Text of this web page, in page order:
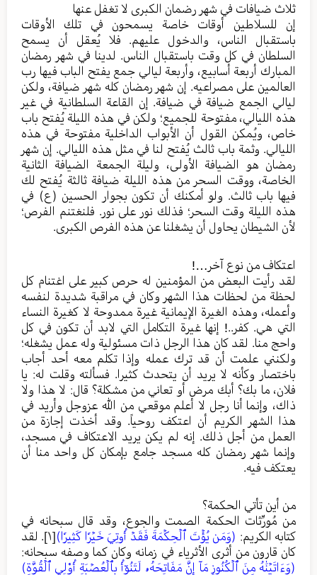
ثلاث ضيافات في شهر رضمان الكبرى لا تغفل عنها
إن للسلاطين أوقات خاصة يسمحون في تلك الأوقات
باستقبال الناس، والدخول عليهم. فلا يُعقل أن يسمح
السلطان في كل وقت باستقبال الناس. لدينا في شهر رمضان
المبارك أربعة أسابيع، وأربعة ليالي جمع يفتح الباب فيها رب
العالمين على مصراعيه. إن شهر رمضان كله شهر ضيافة، ولكن
ليالي الجمع ضيافة في ضيافة. إن القاعة السلطانية في غير
هذه الليالي، مفتوحة للجميع؛ ولكن في هذه الليلة يُفتح باب
خاص، ويُمكن القول أن الأبواب الداخلية مفتوحة في هذه
الليالي. وثمة باب ثالث يُفتح لنا في مثل هذه الليالي. إن شهر
رمضان هو الضيافة الأولى، وليلة الجمعة الضيافة الثانية
الخاصة، ووقت السحر من هذه الليلة ضيافة ثالثة يُفتح لك
فيها باب ثالث. ولو أمكنك أن تكون بجوار الحسين (ع) في
هذه الليلة وقت السحر؛ فذلك نور على نور. فلنغتنم الفرص؛
لأن الشيطان يحاول أن يشغلنا عن هذه الفرص الكبرى.
اعتكاف من نوع آخر…!
لقد رأيت البعض من المؤمنين له حرص كبير على اغتنام كل
لحظة من لحظات هذا الشهر وكان في مراقبة شديدة لنفسه
وأعمله، وهذه الغيرة الإيمانية غيرة ممدوحة لا كغيرة النساء
التي هي. كفر..! إنها غيرة التكامل التي لابد أن تكون في كل
واحج منا. لقد كان هذا الرجل ذات مسئولية وله عمل يشغله؛
ولكنني علمت أن قد ترك عمله وإذا تكلم معه أحد أجاب
باختصار وكأنه لا يريد أن يتحدث كثيرا. فسألته وقلت له: يا
فلان، ما بك؟ أبك مرض أو تعاني من مشكلة؟ قال: لا هذا ولا
ذاك، وإنما أنا رجل لا أعلم موقعي من الله عزوجل وأريد في
هذا الشهر الكريم أن اعتكف روحياً. وقد أخذت إجازة من
العمل من أجل ذلك. إنه لم يكن يريد الاعتكاف في مسجد،
وإنما شهر رمضان كله مسجد جامع بإمكان كل واحد منا أن
يعتكف فيه.
من أين تأتي الحكمة؟
من مُورِّثات الحكمة الصمت والجوع، وقد قال سبحانه في
كتابه الكريم: (وَمَن يُؤۡتَ ٱلۡحِكۡمَةَ فَقَدۡ أُوتِيَ خَيۡرٗا كَثِيرٗا)[١]
. لقد
كان قارون من أثرى الأثرياء في زمانه وكان كما وصفه سبحانه:
(وَءَاتَيۡنَٰهُ مِنَ ٱلۡكُنُوزِ مَآ إِنَّ مَفَاتِحَهُۥ لَتَنُوٓأُ بِٱلۡعُصۡبَةِ أُوْلِي ٱلۡقُوَّةِ)